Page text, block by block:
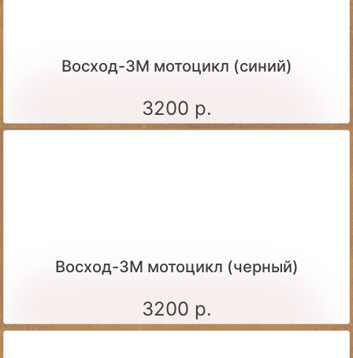
Восход-3М мотоцикл (синий)
3200 р.
Восход-3М мотоцикл (черный)
3200 р.